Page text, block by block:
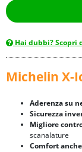
Hai dubbi? Scopri
Michelin X-
Aderenza su
Sicurezza
Migliore
scanalature
Comfort